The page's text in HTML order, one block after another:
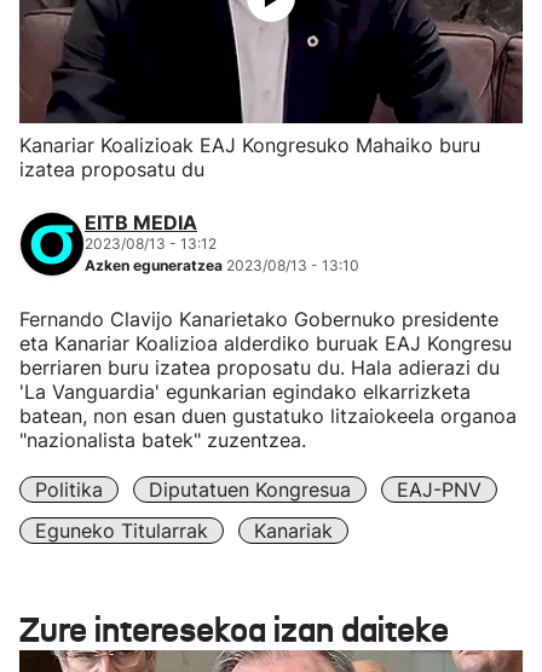
Kanariar Koalizioak EAJ Kongresuko Mahaiko buru
izatea proposatu du
EITB MEDIA
2023/08/13 - 13:12
Azken eguneratzea 2023/08/13 - 13:10
Fernando Clavijo Kanarietako Gobernuko presidente
eta Kanariar Koalizioa alderdiko buruak EAJ Kongresu
berriaren buru izatea proposatu du. Hala adierazi du
'La Vanguardia' egunkarian egindako elkarrizketa
batean, non esan duen gustatuko litzaiokeela organoa
"nazionalista batek" zuzentzea.
Politika Diputatuen Kongresua
EAJ-PNV
Eguneko Titularrak
Kanariak
Zure interesekoa izan daiteke